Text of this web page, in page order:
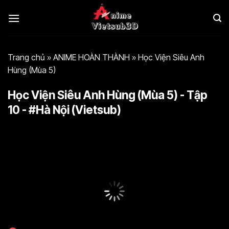
qua
Trang chủ » ANIME HOÀN THÀNH » Học Viện Siêu Anh
Hùng (Mùa 5)
Học Viện Siêu Anh Hùng (Mùa 5) - Tập
10 - #Hà Nội (Vietsub)